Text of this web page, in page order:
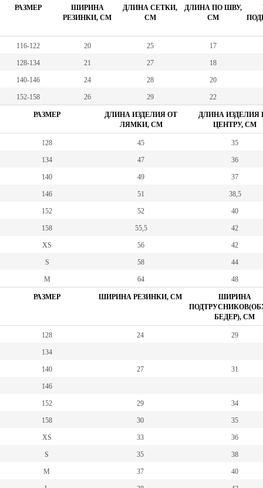
РАЗМЕР
ШИРИНА
РЕЗИНКИ, СМ
ДЛИНА СЕТКИ,
СМ
ДЛИНА ПО ШВУ,
СМ
116-122 20 25 17
128-134 21 27 18
140-146 24 28 20
152-158 26 29 22
РАЗМЕР
ДЛИНА ИЗДЕЛИЯ ОТ
ЛЯМКИ, СМ
ДЛИНА ИЗДЕЛИЯ
ЦЕНТРУ, СМ
128 45 35
134 47 36
140 49 37
146 51 38,5
152 52 40
158 55,5 42
XS 56 42
S 58 44
M 64 48
РАЗМЕР ШИРИНА РЕЗИНКИ, СМ
ШИРИНА
БЕДЕР), СМ
128 24 29
134
140 27 31
146
152 29 34
158 30 35
XS 33 36
S 35 38
M 37 40